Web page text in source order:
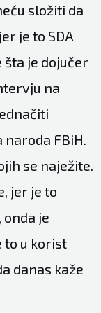
složiti da
je to SDA
šta je dojučer
na
FBiH.
se naježite.
jer je to
je
to u korist
danas kaže